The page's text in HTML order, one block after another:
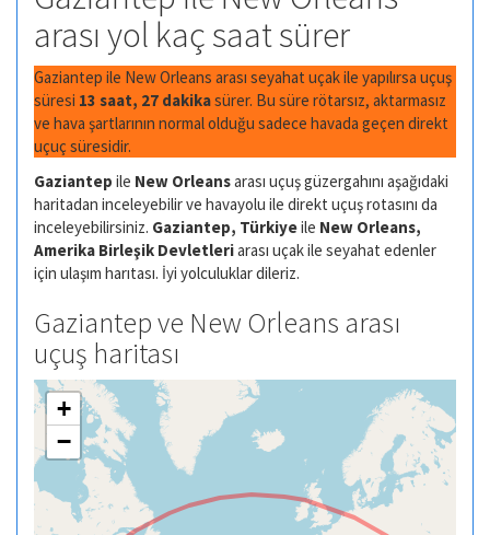
arası yol kaç saat sürer
Gaziantep ile New Orleans arası seyahat uçak ile yapılırsa uçuş
süresi 13 saat, 27 dakikasürer. Bu süre rötarsız, aktarmasız
ve hava şartlarının normal olduğu sadece havada geçen direkt
uçuç süresidir.
Gaziantep ile New Orleansarası uçuş güzergahını aşağıdaki
haritadan inceleyebilir ve havayolu ile direkt uçuş rotasını da
inceleyebilirsiniz. Gaziantep, Türkiyeile New Orleans,
Amerika Birleşik Devletleriarası uçak ile seyahat edenler
için ulaşım harıtası. İyi yolculuklar dileriz.
Gaziantep ve New Orleans arası
uçuş haritası
+
−